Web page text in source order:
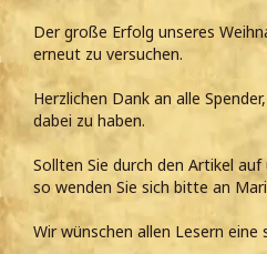
Der große Erfolg unseres
erneut zu versuchen.
Herzlichen Dank an alle
dabei zu haben.
Sollten Sie durch den Artikel
so wenden Sie sich bitte an
Wir wünschen allen Lesern